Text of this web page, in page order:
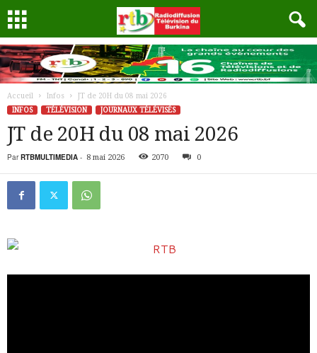
Accueil Infos
JT de 20H du 08 mai 2026
INFOS
TÉLÉVISION JOURNAUX TÉLÉVISÉS
JT de 20H du 08 mai 2026
Par RTBMULTIMEDIA - 8 mai 2026 2070 0